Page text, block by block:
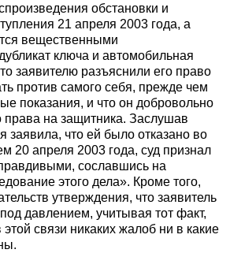
обстановки и
21 апреля 2003 года, а
вещественными
ключа и автомобильная
заявителю разъяснили его право
против самого себя, прежде чем
показания, и что он добровольно
права на защитника. Заслушав
заявила, что ей было отказано во
20 апреля 2003 года, суд признал
сославшись на
этого дела». Кроме того,
утверждения, что заявитель
давлением, учитывая тот факт,
связи никаких жалоб ни в какие